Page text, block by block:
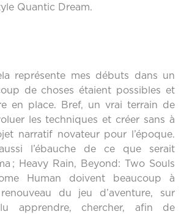
Quantic Dream.
représente mes débuts dans un
de choses étaient possibles et
en place. Bref, un vrai terrain de
les techniques et créer sans à
narratif novateur pour l’époque.
l’ébauche de ce que serait
; Heavy Rain, Beyond: Two Souls
Human doivent beaucoup à
du jeu d’aventure, sur
apprendre, chercher, afin de